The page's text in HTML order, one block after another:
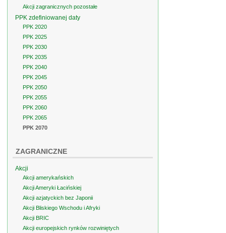
Akcji zagranicznych pozostałe
PPK zdefiniowanej daty
PPK 2020
PPK 2025
PPK 2030
PPK 2035
PPK 2040
PPK 2045
PPK 2050
PPK 2055
PPK 2060
PPK 2065
PPK 2070
ZAGRANICZNE
Akcji
Akcji amerykańskich
Akcji Ameryki Łacińskiej
Akcji azjatyckich bez Japonii
Akcji Bliskiego Wschodu i Afryki
Akcji BRIC
Akcji europejskich rynków rozwiniętych